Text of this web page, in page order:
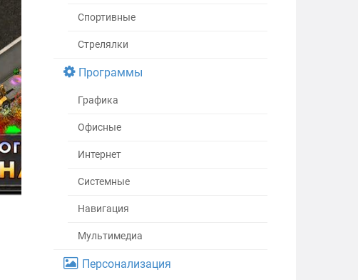
Спортивные
Стрелялки
Программы
Графика
Офисные
Интернет
Системные
Навигация
Мультимедиа
Персонализация